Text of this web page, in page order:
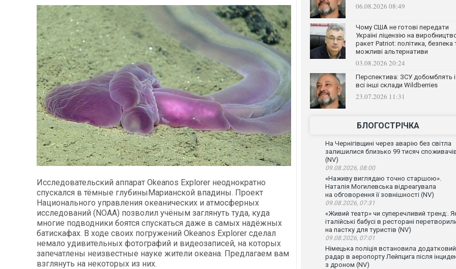
Исследовательский аппарат Okeanos Explorer неоднократно
спускался в тёмные глубиныМарианской впадины. Проект
Национального управления океанических и атмосферных
исследований (NOAA) позволил учёным заглянуть туда, куда
многие подводники боятся спускаться даже в самых надёжных
батискафах. В ходе своих погружений Okeanos Explorer сделал
немало удивительных фотографий и видеозаписей, на которых
запечатлены неизвестные науке жители океана. Предлагаем вам
взглянуть на некоторых из них.
06.08.2026 08:49
Чому США не готові передати
Україні ліцензію на
ракет Patriot: політика, безпека
можливі альтернативи
03.08.2026 20:24
Перспектива: ЗСУ добомблять і
всі інші склади Wildberries
23.07.2026 11:31
БЛОГОСТРІЧКА
На Чернігівщині через аварію без світла
залишилися близько 99 тисяч
(NV)
09.08.2026, 08:00
«Наживу виглядаю точно старшою».
Наталія Могилевська відреагувала
на обговорення її зовнішності (NV)
09.08.2026, 07:31
«Живий театр» чи суперечливий тренд:.
італійські бабусі в ресторані
на пастку для туристів (NV)
09.08.2026, 07:01
Німецька поліція встановила додатковий
радар в аеропорту Лейпцига після
з дроном (NV)